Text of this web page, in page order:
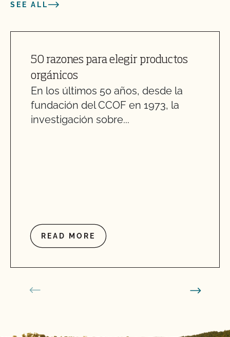
SEE ALL
50 razones para elegir productos
orgánicos
En los últimos 50 años, desde la
fundación del CCOF en 1973, la
investigación sobre...
READ MORE